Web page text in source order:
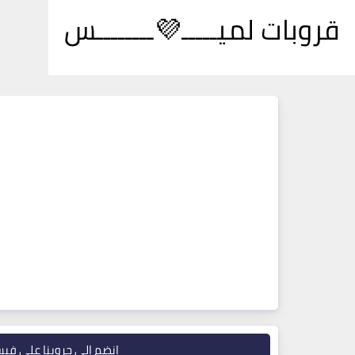
قروبات لميـــــ💜ــــــــس
انضم إلى جروبنا على